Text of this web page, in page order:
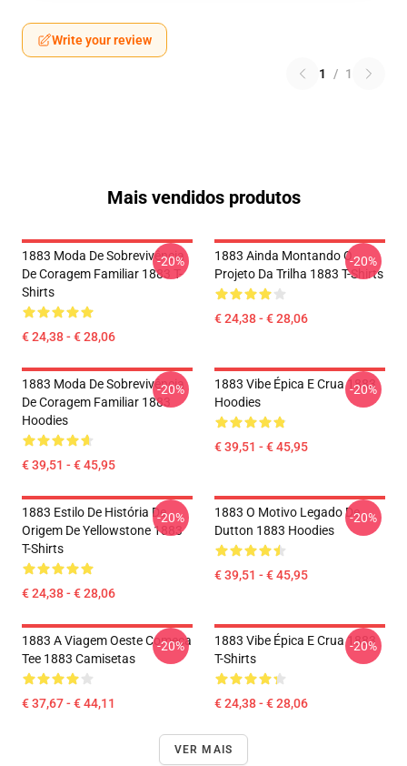
Write your review
1 / 1
Mais vendidos produtos
1883 Moda De Sobrevivência
De Coragem Familiar 1883 T-
Shirts
€ 24,38 - € 28,06
-20%
1883 Ainda Montando O
Projeto Da Trilha 1883 T-Shirts
€ 24,38 - € 28,06
-20%
1883 Moda De Sobrevivência
De Coragem Familiar 1883
Hoodies
€ 39,51 - € 45,95
-20%
1883 Vibe Épica E Crua 1883
Hoodies
€ 39,51 - € 45,95
-20%
1883 Estilo De História De
Origem De Yellowstone 1883
T-Shirts
€ 24,38 - € 28,06
-20%
1883 O Motivo Legado De
Dutton 1883 Hoodies
€ 39,51 - € 45,95
-20%
1883 A Viagem Oeste Começa
Tee 1883 Camisetas
€ 37,67 - € 44,11
-20%
1883 Vibe Épica E Crua 1883
T-Shirts
€ 24,38 - € 28,06
-20%
VER MAIS